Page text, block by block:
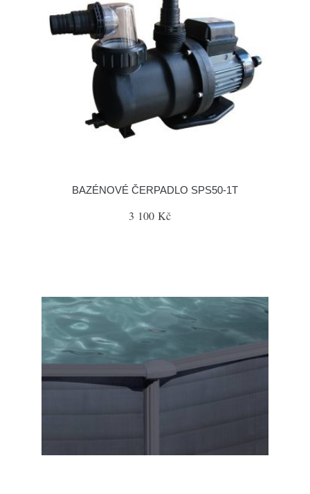
BAZÉNOVÉ ČERPADLO SPS50-1T
3 100 Kč